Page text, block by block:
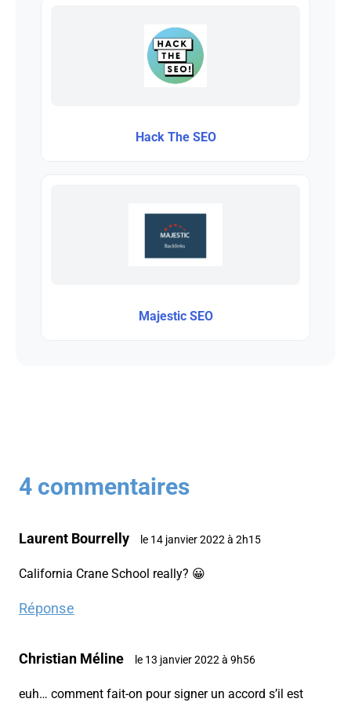
Hack The SEO
Majestic SEO
4 commentaires
Laurent Bourrelly le 14 janvier 2022 à 2h15
California Crane School really? 😀
Réponse
Christian Méline le 13 janvier 2022 à 9h56
euh… comment fait-on pour signer un accord s’il est